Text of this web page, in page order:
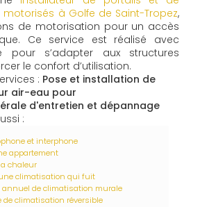
à Golfe de Saint-Tropez,
de motorisation pour un accès
Ce service est réalisé avec
pour s’adapter aux structures
le confort d’utilisation.
: Pose et installation de
air-eau pour
d'entretien et dépannage
:
et interphone
appartement
chaleur
climatisation qui fuit
annuel de climatisation murale
de climatisation réversible